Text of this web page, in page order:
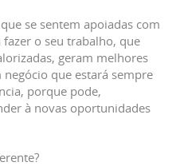
se sentem apoiadas com
o seu trabalho, que
geram melhores
que estará sempre
porque pode,
à novas oportunidades